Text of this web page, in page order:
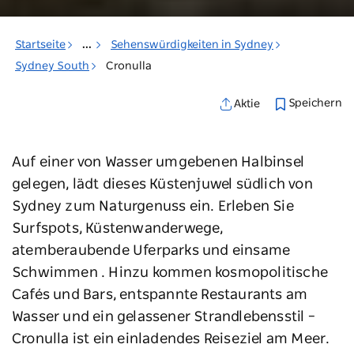
Startseite ...
Sehenswürdigkeiten in Sydney
Sydney South
Cronulla
Aktie Speichern
Auf einer von Wasser umgebenen Halbinsel
gelegen, lädt dieses Küstenjuwel südlich von
Sydney zum Naturgenuss ein. Erleben Sie
Surfspots, Küstenwanderwege,
atemberaubende Uferparks und einsame
Schwimmen . Hinzu kommen kosmopolitische
Cafés und Bars, entspannte Restaurants am
Wasser und ein gelassener Strandlebensstil –
Cronulla ist ein einladendes Reiseziel am Meer.